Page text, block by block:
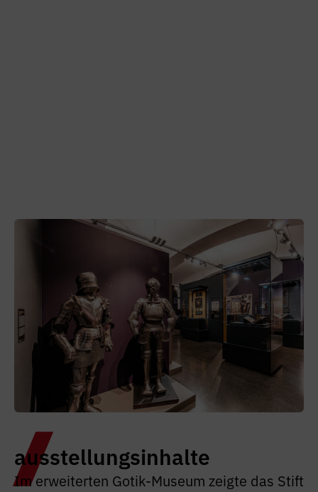
ausstellungsinhalte
Im erweiterten Gotik-Museum zeigte das Stift